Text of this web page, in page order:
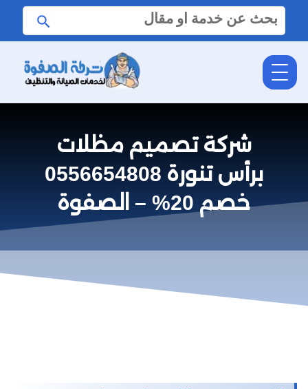
البحث
عن:
شركة تصميم مظلات
برأس تنورة 0556654808
خصم 20% – الصفوة